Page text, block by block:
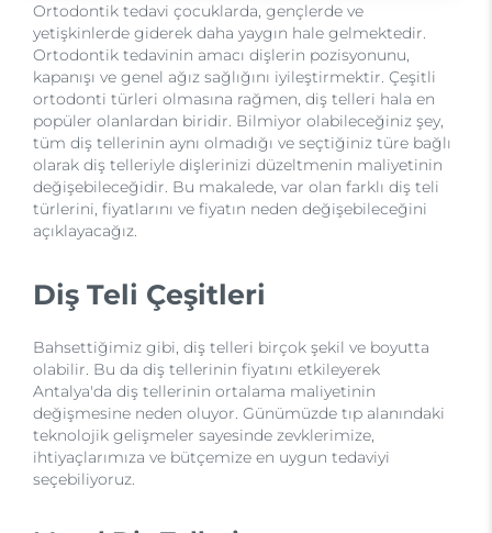
Ortodontik tedavi çocuklarda, gençlerde ve
yetişkinlerde giderek daha yaygın hale gelmektedir.
Ortodontik tedavinin amacı dişlerin pozisyonunu,
kapanışı ve genel ağız sağlığını iyileştirmektir. Çeşitli
ortodonti türleri olmasına rağmen, diş telleri hala en
popüler olanlardan biridir. Bilmiyor olabileceğiniz şey,
tüm diş tellerinin aynı olmadığı ve seçtiğiniz türe bağlı
olarak diş telleriyle dişlerinizi düzeltmenin maliyetinin
değişebileceğidir. Bu makalede, var olan farklı diş teli
türlerini, fiyatlarını ve fiyatın neden değişebileceğini
açıklayacağız.
Diş Teli Çeşitleri
Bahsettiğimiz gibi, diş telleri birçok şekil ve boyutta
olabilir. Bu da diş tellerinin fiyatını etkileyerek
Antalya'da diş tellerinin ortalama maliyetinin
değişmesine neden oluyor. Günümüzde tıp alanındaki
teknolojik gelişmeler sayesinde zevklerimize,
ihtiyaçlarımıza ve bütçemize en uygun tedaviyi
seçebiliyoruz.